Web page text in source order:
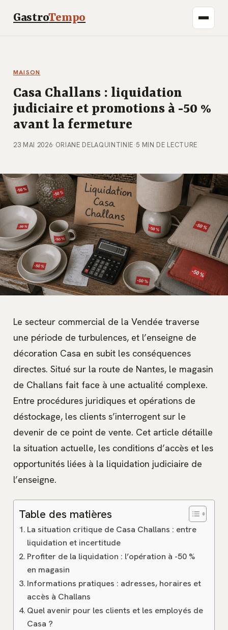
GastroTempo
MAISON
Casa Challans : liquidation
judiciaire et promotions à -50 %
avant la fermeture
23 MAI 2026· ORIANE DELAQUINTINIE·5 MIN DE LECTURE
Le secteur commercial de la Vendée traverse
une période de turbulences, et l’enseigne de
décoration Casa en subit les conséquences
directes. Situé sur la route de Nantes, le magasin
de Challans fait face à une actualité complexe.
Entre procédures juridiques et opérations de
déstockage, les clients s’interrogent sur le
devenir de ce point de vente. Cet article détaille
la situation actuelle, les conditions d’accès et les
opportunités liées à la liquidation judiciaire de
l’enseigne.
Table des matières
La situation critique de Casa Challans : entre
liquidation et incertitude
Profiter de la liquidation : l’opération à -50 %
en magasin
Informations pratiques : adresses, horaires et
accès à Challans
Quel avenir pour les clients et les employés de
Casa ?